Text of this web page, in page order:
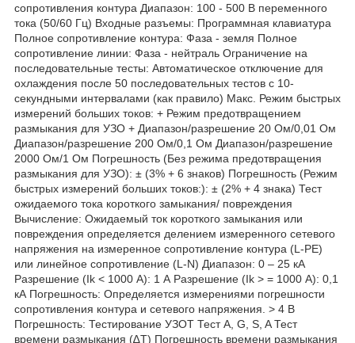
сопротивления контура Диапазон: 100 - 500 В переменного
тока (50/60 Гц) Входные разъемы: Программная клавиатура
Полное сопротивление контура: Фаза - земля Полное
сопротивление линии: Фаза - нейтраль Ограничение на
последовательные тесты: Автоматическое отключение для
охлаждения после 50 последовательных тестов с 10-
секундными интервалами (как правило) Макс. Режим быстрых
измерений больших токов: + Режим предотвращением
размыкания для УЗО + Диапазон/разрешение 20 Ом/0,01 Ом
Диапазон/разрешение 200 Ом/0,1 Ом Диапазон/разрешение
2000 Ом/1 Ом Погрешность (Без режима предотвращения
размыкания для УЗО): ± (3% + 6 знаков) Погрешность (Режим
быстрых измерений больших токов:): ± (2% + 4 знака) Тест
ожидаемого тока короткого замыкания/ повреждения
Вычисление: Ожидаемый ток короткого замыкания или
повреждения определяется делением измеренного сетевого
напряжения на измеренное сопротивление контура (L-PE)
или линейное сопротивление (L-N) Диапазон: 0 – 25 кА
Разрешение (Ik < 1000 А): 1 А Разрешение (Ik > = 1000 А): 0,1
кА Погрешность: Определяется измерениями погрешности
сопротивления контура и сетевого напряжения. > 4 В
Погрешность: Тестирование УЗОТ Тест A, G, S, A Тест
времени размыкания (∆Т) Погрешность времени размыкания